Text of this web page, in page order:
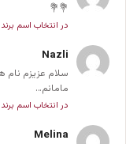
💐💐
در انتخاب اسم
Nazli
سلام عزیزم نام
مامانم…
در انتخاب اسم
Melina